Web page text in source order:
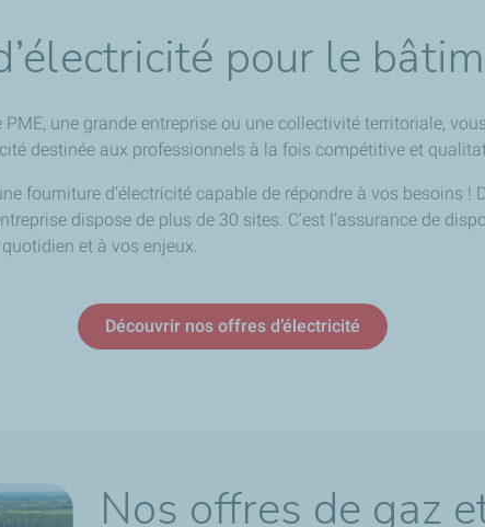
pour le
PME, une grande entreprise ou une collectivité territoriale,
destinée aux professionnels à la fois compétitive et
fourniture d’électricité capable de répondre à vos besoins !
dispose de plus de 30 sites. C’est l’assurance de
et à vos enjeux.
Découvrir nos offres d’électricité
Nos offres de gaz